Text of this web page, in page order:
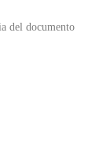
del documento